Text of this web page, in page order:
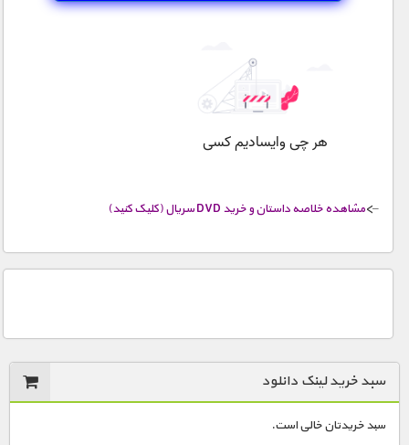
–>مشاهده خلاصه داستان و خرید DVD سریال (کلیک کنید)
سبد خرید لینک دانلود
سبد خریدتان خالی است.